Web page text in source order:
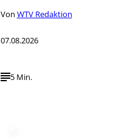
Von WTV Redaktion
07.08.2026
5 Min.